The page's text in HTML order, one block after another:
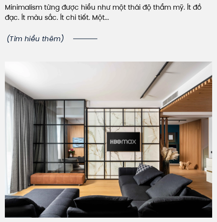
Minimalism từng được hiểu như một thái độ thẩm mỹ. Ít đồ
đạc. Ít màu sắc. Ít chi tiết. Một...
(Tìm hiểu thêm)